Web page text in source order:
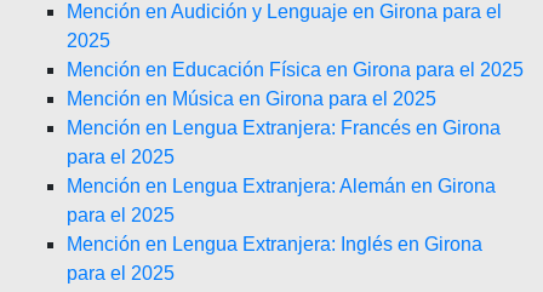
Mención en Audición y Lenguaje en Girona para el
2025
Mención en Educación Física en Girona para el 2025
Mención en Música en Girona para el 2025
Mención en Lengua Extranjera: Francés en Girona
para el 2025
Mención en Lengua Extranjera: Alemán en Girona
para el 2025
Mención en Lengua Extranjera: Inglés en Girona
para el 2025